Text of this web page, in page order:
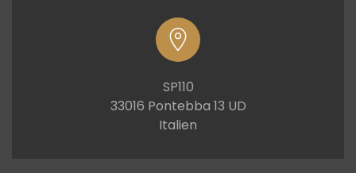
SP110
33016 Pontebba 13 UD
Italien